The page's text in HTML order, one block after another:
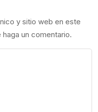
y sitio web en este
un comentario.